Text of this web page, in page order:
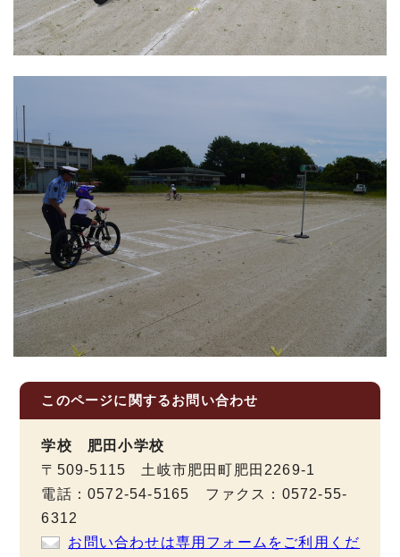
このページに関するお問い合わせ
学校 肥田小学校
〒509-5115 土岐市肥田町肥田2269-1
電話：0572-54-5165 ファクス：0572-55-
6312
お問い合わせは専用フォームをご利用くだ